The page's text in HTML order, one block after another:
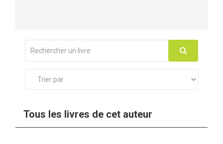
Tous les livres de cet auteur